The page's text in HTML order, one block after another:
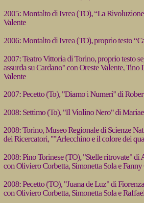
2005: Montalto di Ivrea (TO), “La
Valente
2006: Montalto di Ivrea (TO), proprio testo
2007: Teatro Vittoria di Torino, proprio testo
assurda su Cardano" con Oreste Valente,
Valente
2007: Pecetto (To), "Diamo i Numeri" di
2008: Settimo (To), "Il Violino Nero" di
2008: Torino, Museo Regionale di Scienze
dei Ricercatori, ""Arlecchino e il colore dei
2008: Pino Torinese (TO), "Stelle ritrovate" di
con Oliviero Corbetta, Simonetta Sola e
2008: Pecetto (TO), "Juana de Luz" di
con Oliviero Corbetta, Simonetta Sola e